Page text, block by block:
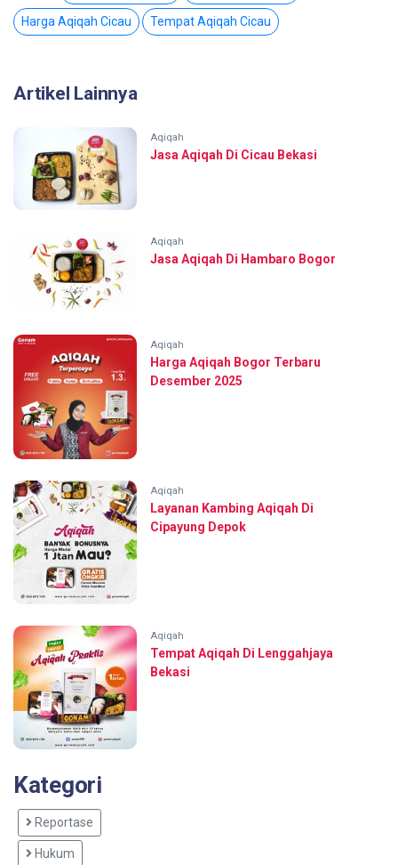
Harga Aqiqah Cicau Tempat Aqiqah Cicau
Artikel Lainnya
Aqiqah
Jasa Aqiqah Di Cicau Bekasi
Aqiqah
Jasa Aqiqah Di Hambaro Bogor
Aqiqah
Harga Aqiqah Bogor Terbaru
Desember 2025
Aqiqah
Layanan Kambing Aqiqah Di
Cipayung Depok
Aqiqah
Tempat Aqiqah Di Lenggahjaya
Bekasi
Kategori
Reportase
Hukum